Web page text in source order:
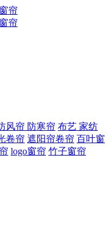
风帘 防寒帘 布艺 家纺
卷帘 遮阳帘卷帘 百叶窗
logo窗帘 竹子窗帘